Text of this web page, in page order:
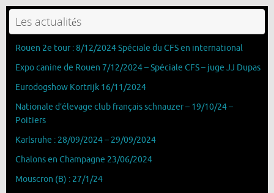
Les actualités
Rouen 2e tour : 8/12/2024 Spéciale du CFS en international
Expo canine de Rouen 7/12/2024 – Spéciale CFS – juge JJ Dupas
Eurodogshow Kortrijk 16/11/2024
Nationale d’élevage club français schnauzer – 19/10/24 –
Poitiers
Karlsruhe : 28/09/2024 – 29/09/2024
Chalons en Champagne 23/06/2024
Mouscron (B) : 27/1/24